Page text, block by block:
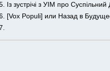
Із зустрічі з УІМ про Суспільний
[Vox Populi] или Назад в